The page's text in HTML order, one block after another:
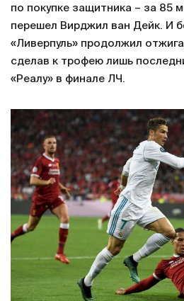
по покупке защитника – за 85
перешел Вирджил ван Дейк. И
«Ливерпуль» продолжил
сделав к трофею лишь
«Реалу» в финале ЛЧ.